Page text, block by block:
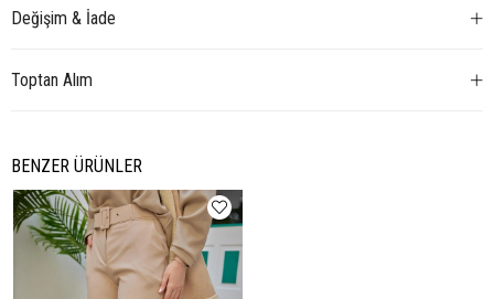
Değişim & İade
Toptan Alım
BENZER ÜRÜNLER